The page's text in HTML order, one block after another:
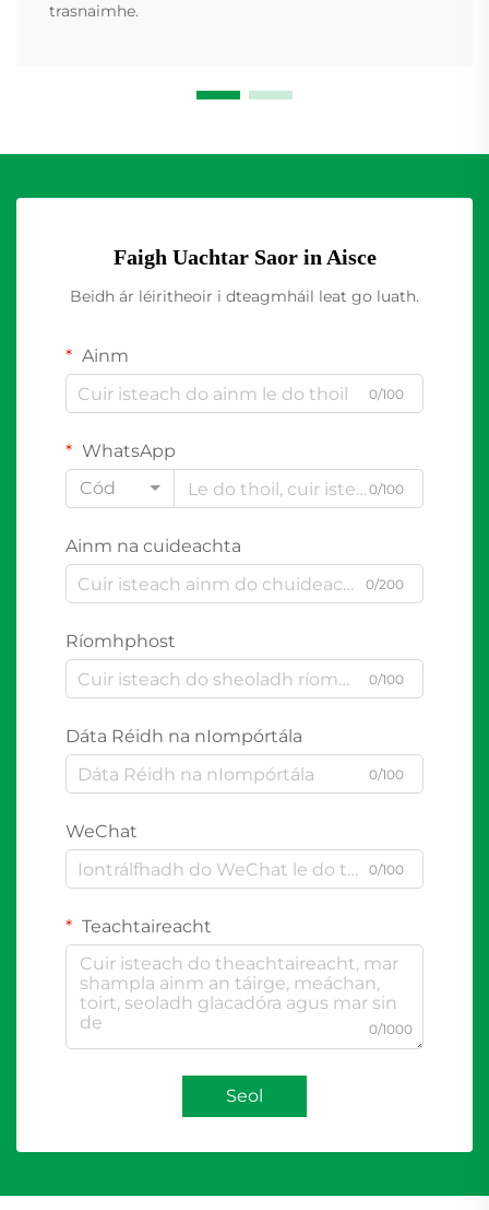
trasnaimhe.
Faigh Uachtar Saor in Aisce
Beidh ár léiritheoir i dteagmháil leat go luath.
Ainm
0/100
WhatsApp
Cód
0/100
Ainm na cuideachta
0/200
Ríomhphost
0/100
Dáta Réidh na nIompórtála
0/100
WeChat
0/100
Teachtaireacht
0/1000
Seol